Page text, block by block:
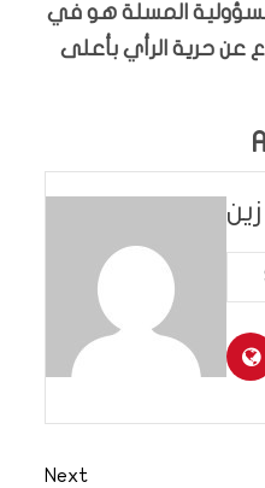
المسلة هو في
عن حرية الرأي بأعلى
زين
Next